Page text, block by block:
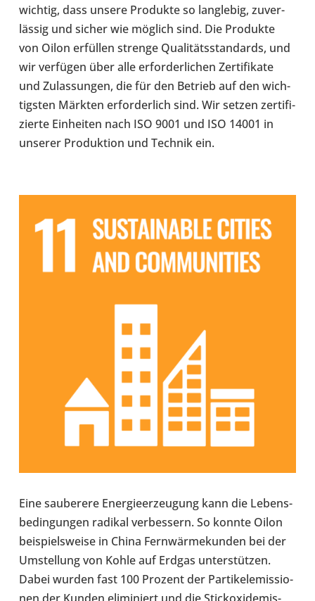
wichtig, dass unsere Pro­dukte so lang­le­big, zuver­
läs­sig und sicher wie möglich sind. Die Pro­dukte
von Oilon erfül­len strenge Qua­li­täts­stan­dards, und
wir ver­fü­gen über alle erfor­der­li­chen Zer­ti­fi­kate
und Zulas­sun­gen, die für den Betrieb auf den wich­
tigs­ten Märkten erfor­der­lich sind. Wir setzen zer­ti­fi­
zierte Ein­hei­ten nach ISO 9001 und ISO 14001 in
unserer Pro­duk­tion und Technik ein.
Eine sau­be­rere Ener­gie­er­zeu­gung kann die Lebens­
be­din­gun­gen radikal ver­bes­sern. So konnte Oilon
bei­spiels­weise in China Fern­wär­me­kun­den bei der
Umstel­lung von Kohle auf Erdgas unter­stüt­zen.
Dabei wurden fast 100 Prozent der Par­ti­kel­emis­sio­
nen der Kunden eli­mi­niert und die Stick­oxid­emis­